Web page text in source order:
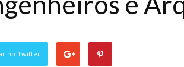
no Twitter